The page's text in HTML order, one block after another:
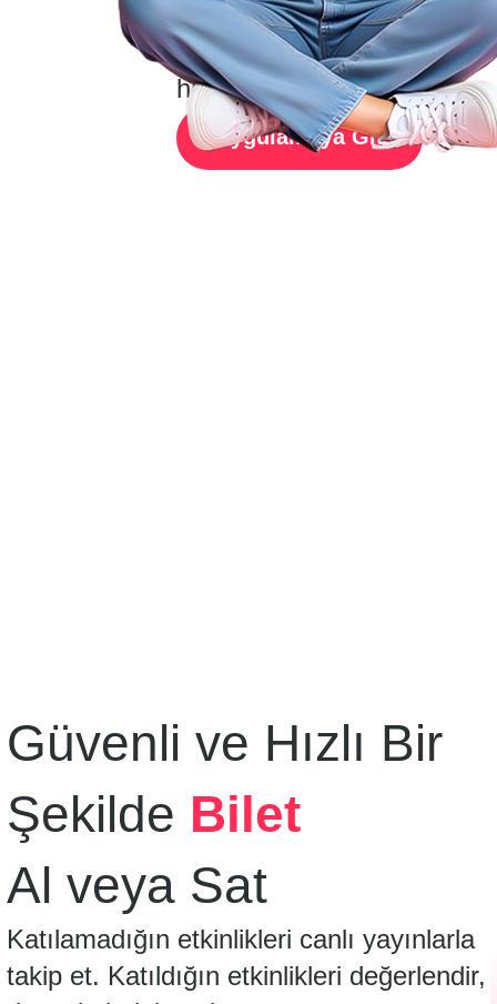
gideceğin
yeri öğrenmek için
haritayı kullan.
Uygulamaya Git
Güvenli ve Hızlı Bir
Şekilde Bilet
Al veya Sat
Katılamadığın etkinlikleri canlı yayınlarla
takip et. Katıldığın etkinlikleri değerlendir,